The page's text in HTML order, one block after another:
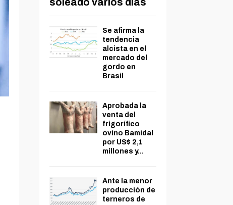
Se afirma la
tendencia
alcista en el
mercado del
gordo en
Brasil
Aprobada la
venta del
frigorífico
ovino Bamidal
por US$ 2,1
millones y...
Ante la menor
producción de
terneros de